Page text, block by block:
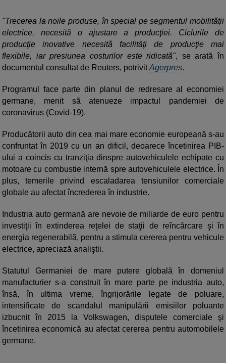
"Trecerea la noile produse, în special pe segmentul mobilităţii
electrice, necesită o ajustare a producţiei. Ciclurile de
producţie inovative necesită facilităţi de producţie mai
flexibile, iar presiunea costurilor este ridicată", se arată în
documentul consultat de Reuters, potrivitAgerpres.
Programul face parte din planul de redresare al economiei
germane, menit să atenueze impactul pandemiei de
coronavirus (Covid-19).
Producătorii auto din cea mai mare economie europeană s-au
confruntat în 2019 cu un an dificil, deoarece încetinirea PIB-
ului a coincis cu tranziţia dinspre autovehiculele echipate cu
motoare cu combustie internă spre autovehiculele electrice. În
plus, temerile privind escaladarea tensiunilor comerciale
globale au afectat încrederea în industrie.
Industria auto germană are nevoie de miliarde de euro pentru
investiţii în extinderea reţelei de staţii de reîncărcare şi în
energia regenerabilă, pentru a stimula cererea pentru vehicule
electrice, apreciază analiştii.
Statutul Germaniei de mare putere globală în domeniul
manufacturier s-a construit în mare parte pe industria auto,
însă, în ultima vreme, îngrijorările legate de poluare,
intensificate de scandalul manipulării emisiilor poluante
izbucnit în 2015 la Volkswagen, disputele comerciale şi
încetinirea economică au afectat cererea pentru automobilele
germane.